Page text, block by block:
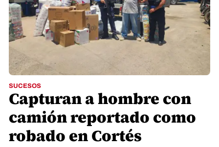
SUCESOS
Capturan a hombre con
camión reportado como
robado en Cortés